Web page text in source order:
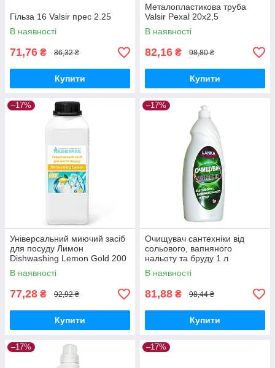
Гільза 16 Valsir прес 2.25
В наявності
71,76 ₴ 86,32 ₴
Купити
Металопластикова труба
Valsir Pexal 20x2,5
В наявності
82,16 ₴ 98,80 ₴
Купити
–17%
Універсальний миючий засіб
для посуду Лимон
Dishwashing Lemon Gold 200
мл
В наявності
77,28 ₴ 92,92 ₴
Купити
–17%
Очищувач сантехніки від
сольового, вапняного
нальоту та бруду 1 л
В наявності
81,88 ₴ 98,44 ₴
Купити
–17% –17%